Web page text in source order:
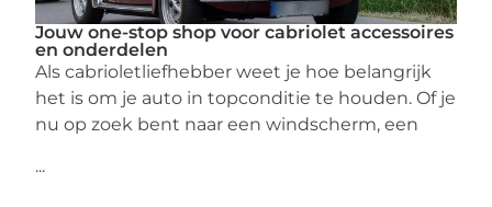
Jouw one-stop shop voor cabriolet accessoires
en onderdelen
Als cabrioletliefhebber weet je hoe belangrijk
het is om je auto in topconditie te houden. Of je
nu op zoek bent naar een windscherm, een
...